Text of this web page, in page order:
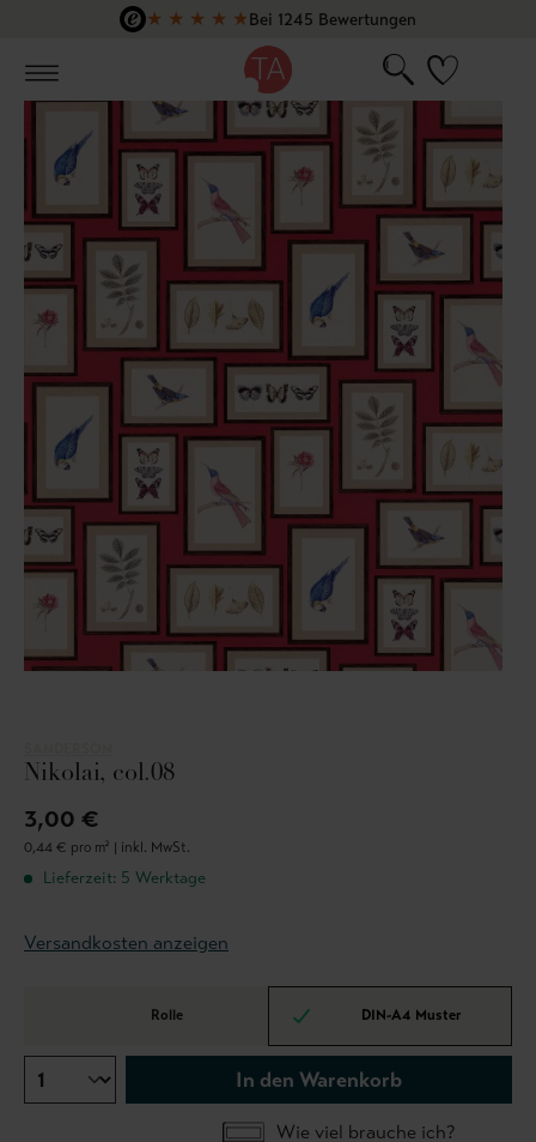
Zum Hauptinhalt springen
★ ★ ★ ★ ★Bei 1245 Bewertungen
Nikolai, col.08
3,00 €
0,44 € pro m² | inkl. MwSt.
Lieferzeit: 5 Werktage
Versandkosten anzeigen
Rolle DIN-A4 Muster
In den Warenkorb
Wie viel brauche ich?